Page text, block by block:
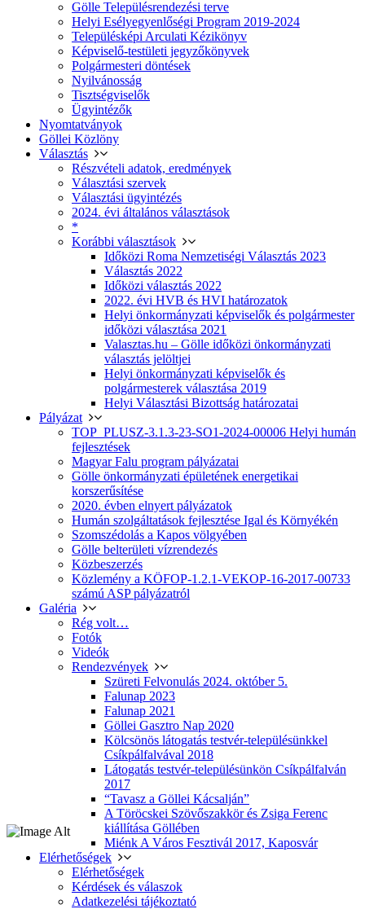
Gölle Településrendezési terve
Helyi Esélyegyenlőségi Program 2019-2024
Településképi Arculati Kézikönyv
Képviselő-testületi jegyzőkönyvek
Polgármesteri döntések
Nyilvánosság
Tisztségviselők
Ügyintézők
Nyomtatványok
Göllei Közlöny
Választás
Részvételi adatok, eredmények
Választási szervek
Választási ügyintézés
2024. évi általános választások
*
Korábbi választások
Időközi Roma Nemzetiségi Választás 2023
Választás 2022
Időközi választás 2022
2022. évi HVB és HVI határozatok
Helyi önkormányzati képviselők és polgármester
időközi választása 2021
Valasztas.hu – Gölle időközi önkormányzati
választás jelöltjei
Helyi önkormányzati képviselők és
polgármesterek választása 2019
Helyi Választási Bizottság határozatai
Pályázat
TOP_PLUSZ-3.1.3-23-SO1-2024-00006 Helyi humán
fejlesztések
Magyar Falu program pályázatai
Gölle önkormányzati épületének energetikai
korszerűsítése
2020. évben elnyert pályázatok
Humán szolgáltatások fejlesztése Igal és Környékén
Szomszédolás a Kapos völgyében
Gölle belterületi vízrendezés
Közbeszerzés
Közlemény a KÖFOP-1.2.1-VEKOP-16-2017-00733
számú ASP pályázatról
Galéria
Rég volt…
Fotók
Videók
Rendezvények
Szüreti Felvonulás 2024. október 5.
Falunap 2023
Falunap 2021
Göllei Gasztro Nap 2020
Kölcsönös látogatás testvér-településünkkel
Csíkpálfalvával 2018
Látogatás testvér-településünkön Csíkpálfalván
2017
“Tavasz a Göllei Kácsalján”
A Töröcskei Szövőszakkör és Zsiga Ferenc
kiállítása Göllében
Miénk A Város Fesztivál 2017, Kaposvár
Elérhetőségek
Elérhetőségek
Kérdések és válaszok
Adatkezelési tájékoztató